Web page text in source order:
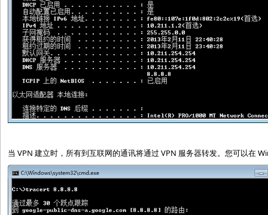
当 VPN 建立时，所有到互联网的通讯将通过 VPN 服务器转发。您可以在